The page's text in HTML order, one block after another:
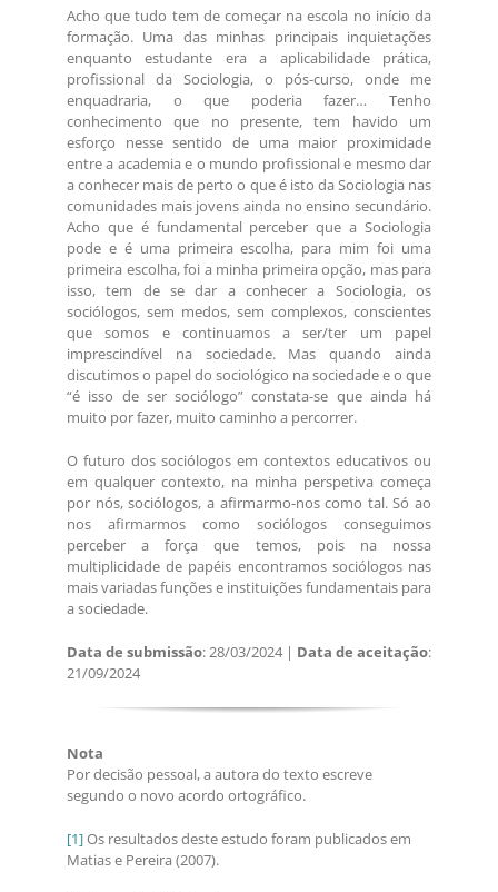
Acho que tudo tem de começar na escola no início da
formação. Uma das minhas principais inquietações
enquanto estudante era a aplicabilidade prática,
profissional da Sociologia, o pós-curso, onde me
enquadraria, o que poderia fazer… Tenho
conhecimento que no presente, tem havido um
esforço nesse sentido de uma maior proximidade
entre a academia e o mundo profissional e mesmo dar
a conhecer mais de perto o que é isto da Sociologia nas
comunidades mais jovens ainda no ensino secundário.
Acho que é fundamental perceber que a Sociologia
pode e é uma primeira escolha, para mim foi uma
primeira escolha, foi a minha primeira opção, mas para
isso, tem de se dar a conhecer a Sociologia, os
sociólogos, sem medos, sem complexos, conscientes
que somos e continuamos a ser/ter um papel
imprescindível na sociedade. Mas quando ainda
discutimos o papel do sociológico na sociedade e o que
“é isso de ser sociólogo” constata-se que ainda há
muito por fazer, muito caminho a percorrer.
O futuro dos sociólogos em contextos educativos ou
em qualquer contexto, na minha perspetiva começa
por nós, sociólogos, a afirmarmo-nos como tal. Só ao
nos afirmarmos como sociólogos conseguimos
perceber a força que temos, pois na nossa
multiplicidade de papéis encontramos sociólogos nas
mais variadas funções e instituições fundamentais para
a sociedade.
Data de submissão: 28/03/2024 | Data de aceitação:
21/09/2024
Nota
Por decisão pessoal, a autora do texto escreve
segundo o novo acordo ortográfico.
[1]Os resultados deste estudo foram publicados em
Matias e Pereira (2007).